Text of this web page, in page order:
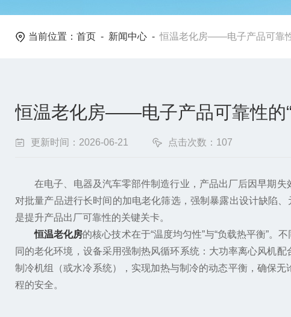
当前位置： 首页 - 新闻中心 -恒温老化房——电子产品可靠
恒温老化房——电子产品可靠性的
更新时间：2026-06-21 点击次数：107
在电子、电器及汽车零部件制造行业，产品出厂后因早期失
对批量产品进行长时间的加电老化筛选，强制暴露出设计缺陷
是提升产品出厂可靠性的关键关卡。
恒温老化房的核心技术在于“温度均匀性”与“负载热平衡”
同的老化环境，设备采用强制热风循环系统：大功率离心风机
制冷机组（或水冷系统），实现加热与制冷的动态平衡，确保
程的安全。